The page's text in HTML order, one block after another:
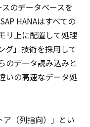
のデータベースを
HANAはすべての
リ上に配置して処理
グ」技術を採用して
のデータ読み込みと
いの高速なデータ処
ア（列指向）」とい